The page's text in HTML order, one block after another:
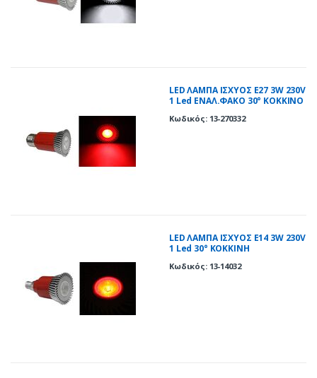
LED ΛΑΜΠΑ ΙΣΧΥΟΣ Ε27 3W 230V
1 Led ΕΝΑΛ.ΦΑΚΟ 30° ΚΟΚΚΙΝΟ
Κωδικός: 13-270332
LED ΛΑΜΠΑ ΙΣΧΥΟΣ E14 3W 230V
1 Led 30° ΚΟΚΚΙΝΗ
Κωδικός: 13-14032